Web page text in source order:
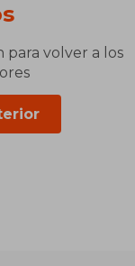
para volver a los